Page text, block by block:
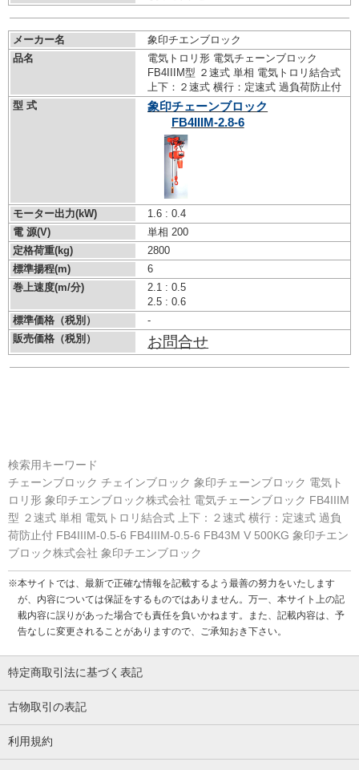
メーカー名
象印チエンブロック
品名
電気トロリ形 電気チェーンブロック
FB4IIIM型 ２速式 単相 電気トロリ結合式
上下：２速式 横行：定速式 過負荷防止付
型 式
象印チェーンブロック
FB4IIIM-2.8-6
モーター出力(kW)
1.6 : 0.4
電 源(V)
単相 200
定格荷重(kg)
2800
標準揚程(m)
6
巻上速度(m/分)
2.1 : 0.5
2.5 : 0.6
標準価格（税別）
-
販売価格（税別）
お問合せ
検索用キーワード
チェーンブロック チェインブロック 象印チェーンブロック 電気ト
ロリ形 象印チエンブロック株式会社 電気チェーンブロック FB4IIIM
型 ２速式 単相 電気トロリ結合式 上下：２速式 横行：定速式 過負
荷防止付 FB4IIIM-0.5-6 FB4IIIM-0.5-6 FB43M V 500KG 象印チエン
ブロック株式会社 象印チエンブロック
※本サイトでは、最新で正確な情報を記載するよう最善の努力をいたします
が、内容については保証をするものではありません。万一、本サイト上の記
載内容に誤りがあった場合でも責任を負いかねます。また、記載内容は、予
告なしに変更されることがありますので、ご承知おき下さい。
特定商取引法に基づく表記
古物取引の表記
利用規約